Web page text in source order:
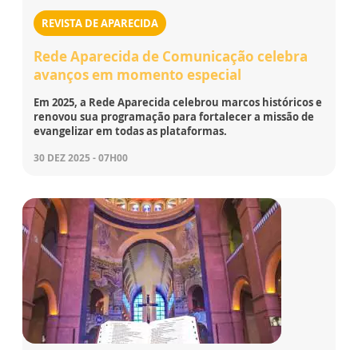
REVISTA DE APARECIDA
Rede Aparecida de Comunicação celebra
avanços em momento especial
Em 2025, a Rede Aparecida celebrou marcos históricos e
renovou sua programação para fortalecer a missão de
evangelizar em todas as plataformas.
30 DEZ 2025 - 07H00